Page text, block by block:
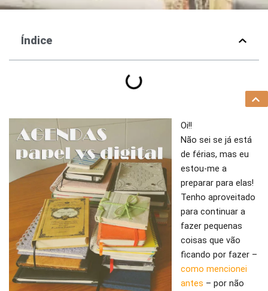
Índice
Oi!!
Não sei se já está
de férias, mas eu
estou-me a
preparar para elas!
Tenho aproveitado
para continuar a
fazer pequenas
coisas que vão
ficando por fazer –
como mencionei
antes – por não